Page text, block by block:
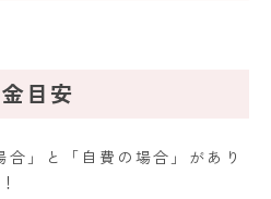
目安
合」と「自費の場合」があり